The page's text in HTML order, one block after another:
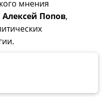
мнения
Алексей Попов,